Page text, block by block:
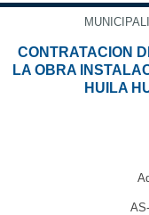
CONTRATACION
LA OBRA
HUILA